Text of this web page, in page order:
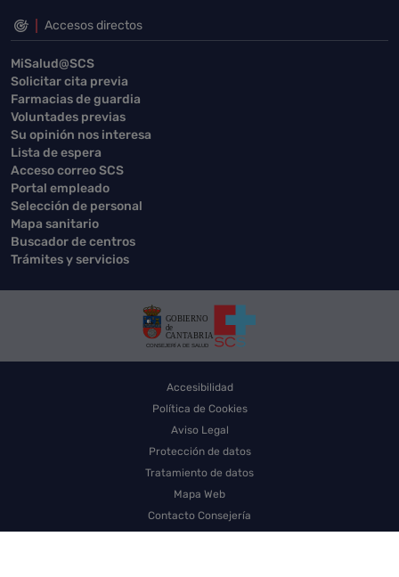
Accesos directos
MiSalud@SCS
Solicitar cita previa
Farmacias de guardia
Voluntades previas
Su opinión nos interesa
Lista de espera
Acceso correo SCS
Portal empleado
Selección de personal
Mapa sanitario
Buscador de centros
Trámites y servicios
Accesibilidad
Política de Cookies
Aviso Legal
Protección de datos
Tratamiento de datos
Mapa Web
Contacto Consejería